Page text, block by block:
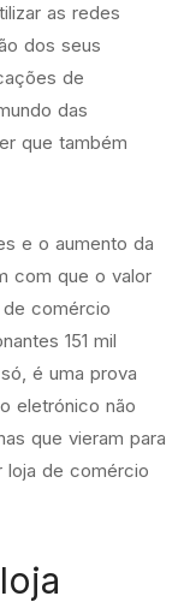
as redes
dos seus
de
das
que também
e o aumento da
com que o valor
comércio
151 mil
é uma prova
eletrónico não
que vieram para
loja de comércio